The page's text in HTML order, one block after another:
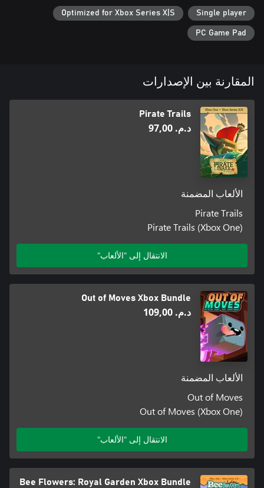
Single player
Optimized for Xbox Series X|S
PC Game Pad
المقارنة بين الإصدارات
Pirate Trails
د.م.‏ 97,00
الألعاب المضمنة
Pirate Trails
Pirate Trails (Xbox One)
الانتقال إلى "الألعاب"
Out of Moves Xbox Bundle
د.م.‏ 109,00
الألعاب المضمنة
Out of Moves
Out of Moves (Xbox One)
الانتقال إلى "الألعاب"
Bee Flowers: Royal Garden Xbox Bundle